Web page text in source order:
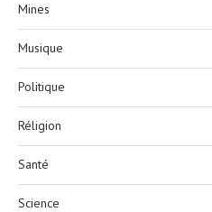
Mines
Musique
Politique
Réligion
Santé
Science